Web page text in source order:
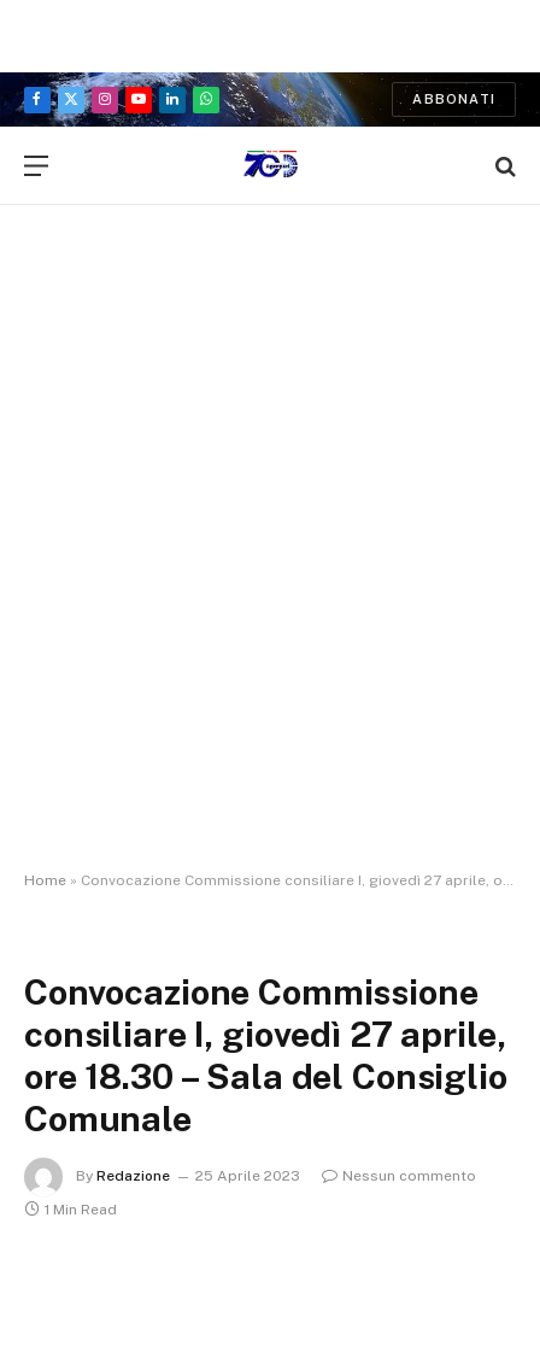
Facebook
X
Instagram
YouTubeLinkedInWhatsApp
ABBONATI
Home » Convocazione Commissione consiliare I, giovedì 27 aprile, ore 18.30 – Sala del Consiglio Comunale
Convocazione Commissione
consiliare I, giovedì 27 aprile,
ore 18.30 – Sala del Consiglio
Comunale
By Redazione 25 Aprile 2023
Nessun commento
1 Min Read